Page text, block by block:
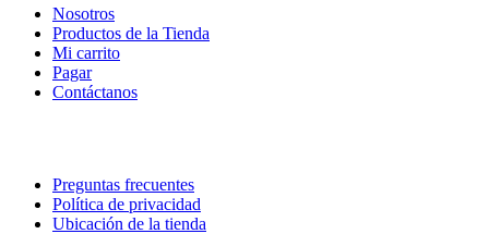
Nosotros
Productos de la Tienda
Mi carrito
Pagar
Contáctanos
Preguntas frecuentes
Política de privacidad
Ubicación de la tienda